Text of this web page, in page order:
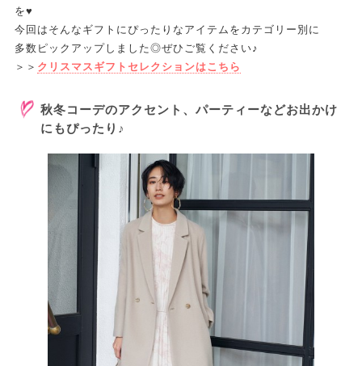
を♥
今回はそんなギフトにぴったりなアイテムをカテゴリー別に
多数ピックアップしました◎ぜひご覧ください♪
＞＞ クリスマスギフトセレクションはこちら
秋冬コーデのアクセント、パーティーなどお出かけ
にもぴったり♪